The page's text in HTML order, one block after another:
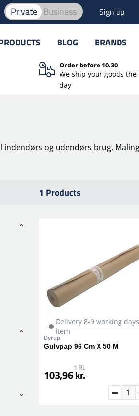
Private Business Sign up
BLOG BRANDS
Order before 10.30
We ship your goods the
day
indendørs og udendørs brug.
1 Products
Delivery 8-9 working
item
Dyrup
Gulvpap 96 Cm X 50 M
1 RL
103,96 kr.